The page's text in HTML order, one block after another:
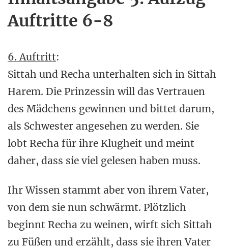
Auftritte 6-8
6. Auftritt:
Sittah und Recha unterhalten sich in Sittah
Harem. Die Prinzessin will das Vertrauen
des Mädchens gewinnen und bittet darum,
als Schwester angesehen zu werden. Sie
lobt Recha für ihre Klugheit und meint
daher, dass sie viel gelesen haben muss.
Ihr Wissen stammt aber von ihrem Vater,
von dem sie nun schwärmt. Plötzlich
beginnt Recha zu weinen, wirft sich Sittah
zu Füßen und erzählt, dass sie ihren Vater